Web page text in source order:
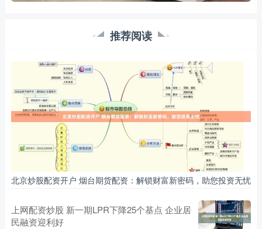
推荐阅读
北京炒股配资开户 烟台期货配资：解锁财富新密码，助您投资无忧
上网配资炒股 新一期LPR下降25个基点 企业居
民融资迎利好